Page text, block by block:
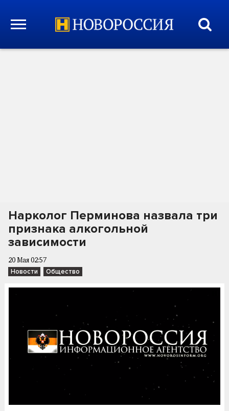
Нарколог Перминова назвала три
признака алкогольной
зависимости
20 Мая 02:57
Новости Общество